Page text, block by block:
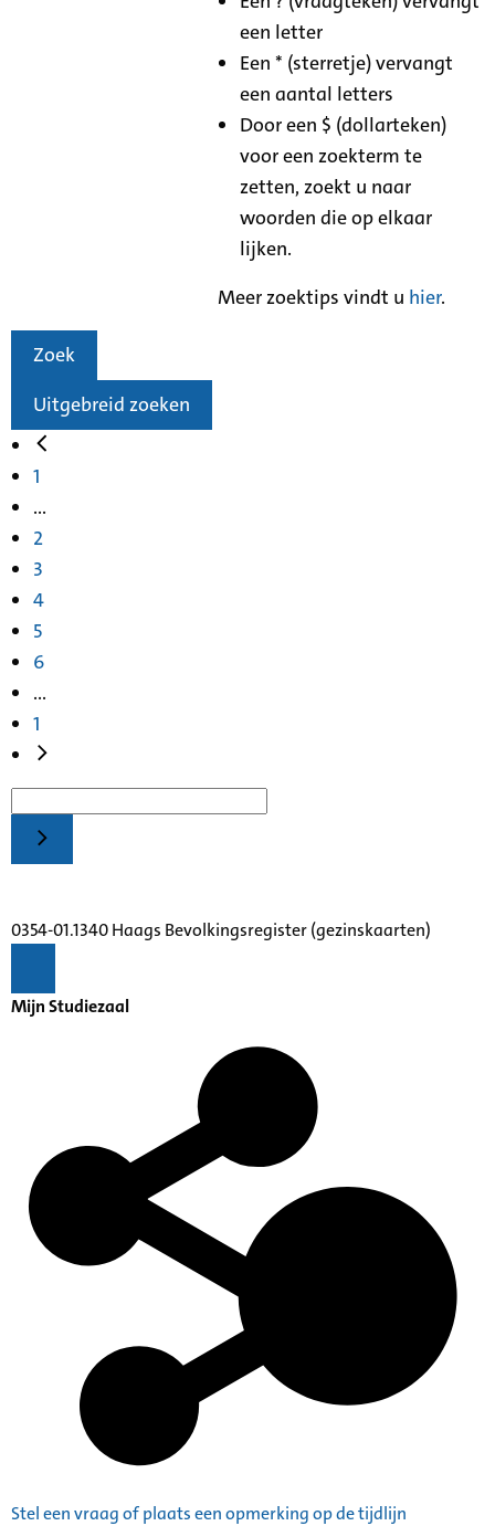
een letter
Een * (sterretje) vervangt
een aantal letters
Door een $ (dollarteken)
voor een zoekterm te
zetten, zoekt u naar
woorden die op elkaar
lijken.
Meer zoektips vindt u hier.
Zoek
Uitgebreid zoeken
1
...
2
3
4
5
6
...
1
0354-01.1340 Haags Bevolkingsregister (gezinskaarten)
Mijn Studiezaal
Stel een vraag of plaats een opmerking op de tijdlijn